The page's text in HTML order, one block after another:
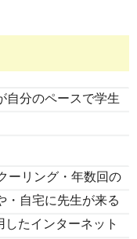
自分のペースで学生
ーリング・年数回の
・自宅に先生が来る
たインターネット